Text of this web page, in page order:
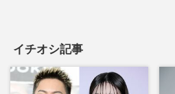
イチオシ記事